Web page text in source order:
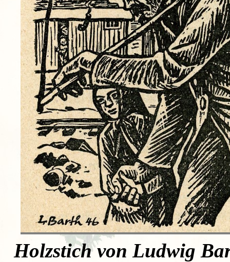
Holzstich von Ludwig